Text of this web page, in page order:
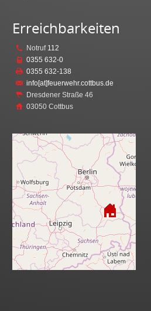
Erreichbarkeiten
Notruf 112
0355 632-0
0355 632-138
info[at]feuerwehr.cottbus.de
Dresdener Straße 46
03050 Cottbus